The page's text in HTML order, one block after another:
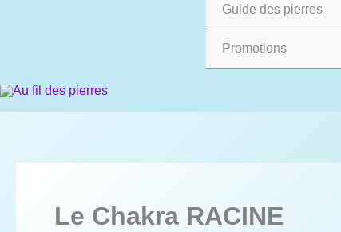
Guide des pierres
Promotions
Le Chakra RACINE